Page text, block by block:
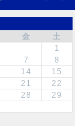
金
土
1
7
8
14
15
21
22
28
29